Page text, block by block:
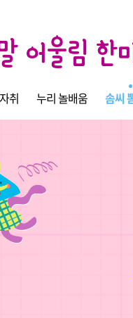
어울림 한
취 누리 놀배움 솜씨